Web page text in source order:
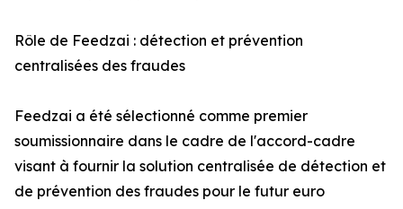
Rôle de Feedzai : détection et prévention
centralisées des fraudes
Feedzai a été sélectionné comme premier
soumissionnaire dans le cadre de l'accord-cadre
visant à fournir la solution centralisée de détection et
de prévention des fraudes pour le futur euro